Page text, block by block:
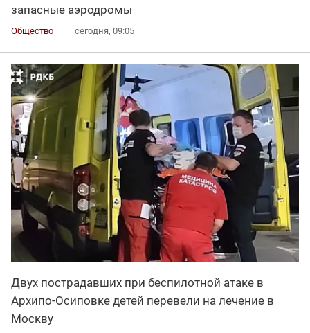
запасные аэродромы
Общество сегодня, 09:05
Двух пострадавших при беспилотной атаке в
Архипо-Осиповке детей перевели на лечение в
Москву